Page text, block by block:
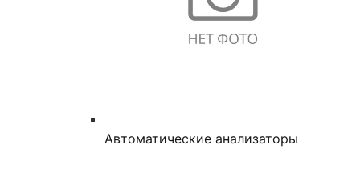
Автоматические анализаторы